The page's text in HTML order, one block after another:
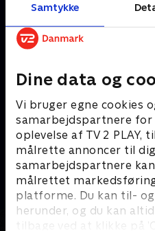
Samtykke
Dine data og
Vi bruger egne cookies
samarbejdspartnere for
oplevelse af TV 2
målrette annoncer til
samarbejdspartnere
målrettet
platforme. Du kan til-
herunder, og du kan
tilbage ved at klikke på
Andre så også
Top Dog
Krimi & Spænding • 1 sæsoner